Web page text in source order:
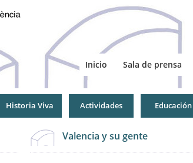
Inicio Sala de prensa
Historia Viva Actividades Educación
Valencia y su gente